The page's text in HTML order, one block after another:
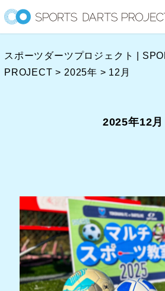
内
容
ス
キ
スポーツダーツプロジェクト |
PROJECT > 2025年 > 12月
2025年12月